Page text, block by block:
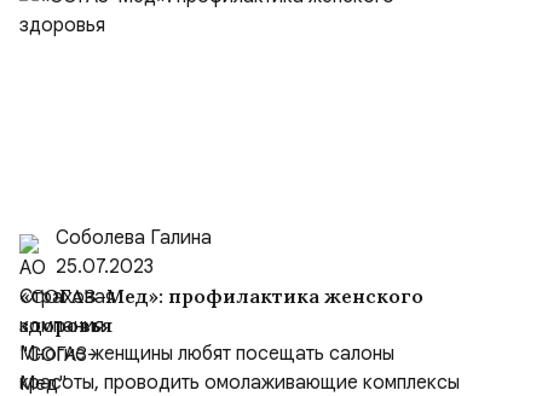
Соболева Галина
25.07.2023
«СОГАЗ-Мед»: профилактика женского
здоровья
Многие женщины любят посещать салоны
красоты, проводить омолаживающие комплексы